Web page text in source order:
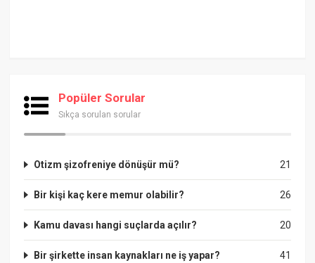
Popüler Sorular
Sıkça sorulan sorular
21
Otizm şizofreniye dönüşür mü?
26
Bir kişi kaç kere memur olabilir?
20
Kamu davası hangi suçlarda açılır?
41
Bir şirkette insan kaynakları ne iş yapar?